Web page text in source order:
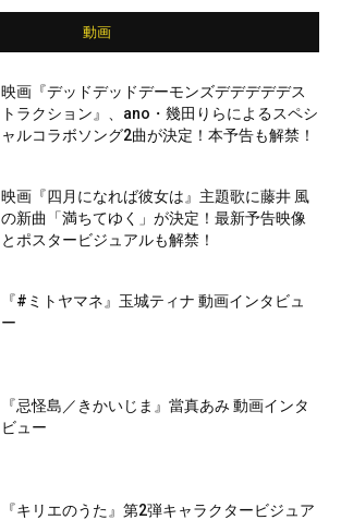
動画
映画『デッドデッドデーモンズデデデデデス
トラクション』、ano・幾田りらによるスペシ
ャルコラボソング2曲が決定！本予告も解禁！
映画『四月になれば彼女は』主題歌に藤井 風
の新曲「満ちてゆく」が決定！最新予告映像
とポスタービジュアルも解禁！
『#ミトヤマネ』玉城ティナ 動画インタビュ
ー
『忌怪島／きかいじま』當真あみ 動画インタ
ビュー
『キリエのうた』第2弾キャラクタービジュア